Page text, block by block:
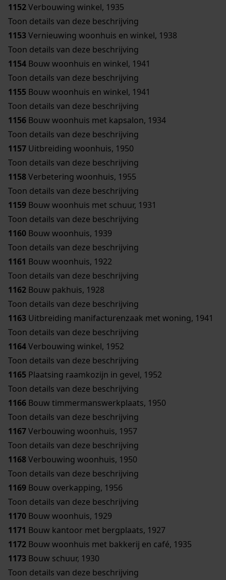
1152Verbouwing winkel, 1935
Toon details van deze beschrijving
1153Vernieuwing woonhuis en winkel, 1938
Toon details van deze beschrijving
1154 Bouw woonhuis en winkel, 1941
Toon details van deze beschrijving
1155 Bouw woonhuis en winkel, 1941
Toon details van deze beschrijving
1156 Bouw woonhuis met kapsalon, 1934
Toon details van deze beschrijving
1157 Uitbreiding woonhuis, 1950
Toon details van deze beschrijving
1158Verbetering woonhuis, 1955
Toon details van deze beschrijving
1159 Bouw woonhuis met schuur, 1931
Toon details van deze beschrijving
1160 Bouw woonhuis, 1939
Toon details van deze beschrijving
1161 Bouw woonhuis, 1922
Toon details van deze beschrijving
1162 Bouw pakhuis, 1928
Toon details van deze beschrijving
1163 Uitbreiding manifacturenzaak met woning, 1941
Toon details van deze beschrijving
1164Verbouwing winkel, 1952
Toon details van deze beschrijving
1165 Plaatsing raamkozijn in gevel, 1952
Toon details van deze beschrijving
1166 Bouw timmermanswerkplaats, 1950
Toon details van deze beschrijving
1167Verbouwing woonhuis, 1957
Toon details van deze beschrijving
1168Verbouwing woonhuis, 1950
Toon details van deze beschrijving
1169 Bouw overkapping, 1956
Toon details van deze beschrijving
1170 Bouw woonhuis, 1929
1171 Bouw kantoor met bergplaats, 1927
1172 Bouw woonhuis met bakkerij en café, 1935
1173 Bouw schuur, 1930
Toon details van deze beschrijving